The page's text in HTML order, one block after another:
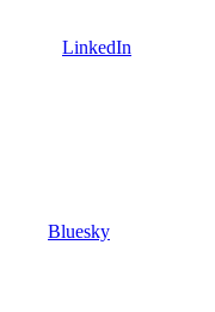
LinkedIn
Bluesky